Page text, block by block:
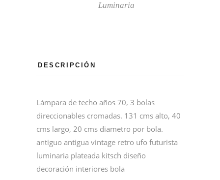
Luminaria
DESCRIPCIÓN
Lámpara de techo años 70, 3 bolas
direccionables cromadas. 131 cms alto, 40
cms largo, 20 cms diametro por bola.
antiguo antigua vintage retro ufo futurista
luminaria plateada kitsch diseño
decoración interiores bola